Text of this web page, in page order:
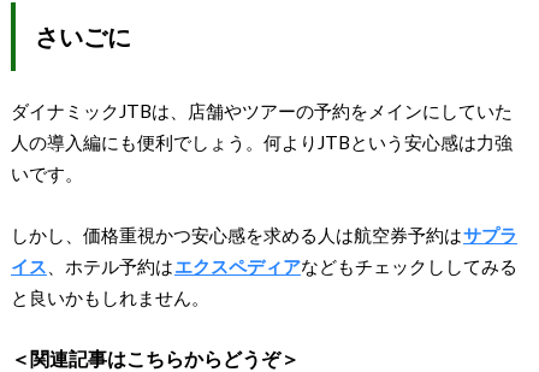
さいごに
ダイナミックJTBは、店舗やツアーの予約をメインにしていた
人の導入編にも便利でしょう。何よりJTBという安心感は力強
いです。
しかし、価格重視かつ安心感を求める人は航空券予約はサプラ
イス 、ホテル予約はエクスペディアなどもチェックししてみる
と良いかもしれません。
＜関連記事はこちらからどうぞ＞